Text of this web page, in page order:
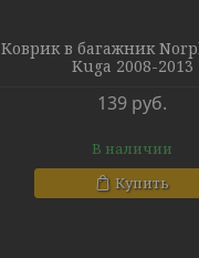
Коврик в багажник
Kuga 2008-2013
139 руб.
В наличии
Купить